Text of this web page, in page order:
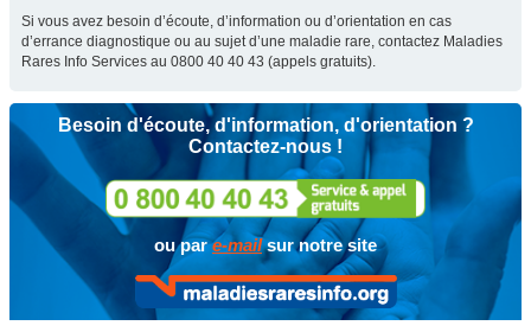
Si vous avez besoin d’écoute, d’information ou d’orientation en cas
d’errance diagnostique ou au sujet d’une maladie rare, contactez Maladies
Rares Info Services au 0800 40 40 43 (appels gratuits).
Besoin d'écoute, d'information, d'orientation ?
Contactez-nous !
ou pare-mailsur notre site